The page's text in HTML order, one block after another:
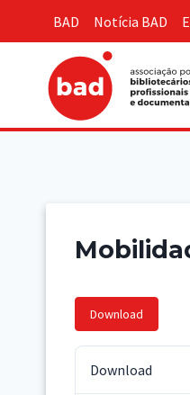
BAD Notícia BAD
Download
Download